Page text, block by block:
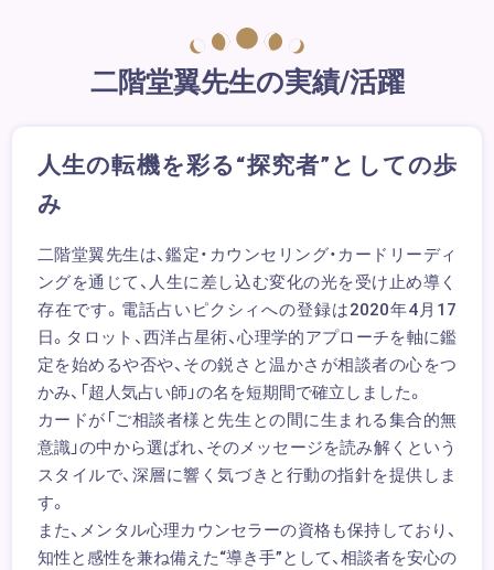
二階堂翼先生の実績/活躍
人生の転機を彩る“探究者”としての歩
み
二階堂翼先生は、鑑定・カウンセリング・カードリーディ
ングを通じて、人生に差し込む変化の光を受け止め導く
存在です。電話占いピクシィへの登録は2020年4月17
日。タロット、西洋占星術、心理学的アプローチを軸に鑑
定を始めるや否や、その鋭さと温かさが相談者の心をつ
かみ、「超人気占い師」の名を短期間で確立しました。
カードが「ご相談者様と先生との間に生まれる集合的無
意識」の中から選ばれ、そのメッセージを読み解くという
スタイルで、深層に響く気づきと行動の指針を提供しま
す。
また、メンタル心理カウンセラーの資格も保持しており、
知性と感性を兼ね備えた“導き手”として、相談者を安心の